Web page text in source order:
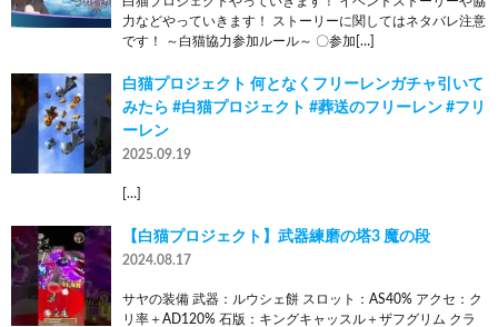
力などやっていきます！ ストーリーに関してはネタバレ注意
です！ ～白猫協力参加ルール～ 〇参加[…]
白猫プロジェクト 何となくフリーレンガチャ引いて
みたら #白猫プロジェクト #葬送のフリーレン #フリ
ーレン
2025.09.19
[…]
【白猫プロジェクト】武器練磨の塔3 魔の段
2024.08.17
サヤの装備 武器：ルウシェ餅 スロット：AS40% アクセ：ク
リ率＋AD120% 石版：キングキャッスル＋ザフグリム クラ